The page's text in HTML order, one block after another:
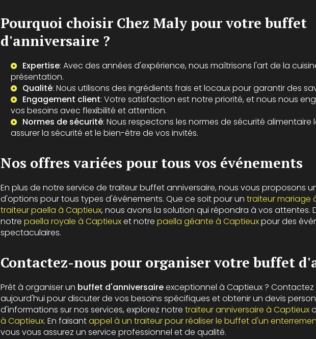
Pourquoi choisir Chez Maly pour votre buffet
d'anniversaire ?
Expertise: Avec des années d'expérience, nous maîtrisons l'art de la
présentation.
Qualité: Nous utilisons des ingrédients frais et locaux pour garantir des
Engagement client: Votre satisfaction est notre priorité, et nous nous
vos besoins avec flexibilité et attention.
Normes de sécurité: Nous respectons les normes de sécurité alimentaire
assurer la sécurité et le bien-être de vos invités.
Nos offres variées pour tous vos événements
En plus de notre service de traiteur buffet anniversaire, nous vous proposons
d'options pour tous types d'événements. Que ce soit pour un traiteur mariage
traiteur paella à Captieux, nous avons la solution qui répondra à vos attentes.
notre paella royale à Captieuxet notre paella géante à Captieuxpour des
spectaculaires.
Contactez-nous pour organiser votre buffet
Prêt à organiser un buffet d'anniversaireexceptionnel à Captieux ? Contactez
aujourd'hui pour discuter de vos besoins spécifiques et obtenir un devis
d'informations sur nos services, explorez notre traiteur anniversaire à Captieux
à Captieux. En faisantappel à un traiteur pour réaliser le buffet d'un
vous vous assurez un service professionnel et de qualité.